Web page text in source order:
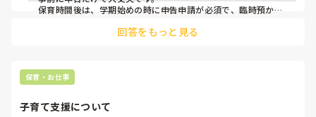
親も一人の時間が欲しいと思う気持ちも
増えている事にモヤモヤします。
保育時間後は、学期始めの時に申告申請が必須で、臨時預かり
なのでリフレッシュで延長を申し込まれると結構めんどくさい
うちは、保育園が満杯で、満3歳児からで親御さんが土日休み
だと、ほぼ幼稚園になる所です。
早く、お休みなら一緒にという感じです。
回答をもっと見る
保育・お仕事
子育て支援について